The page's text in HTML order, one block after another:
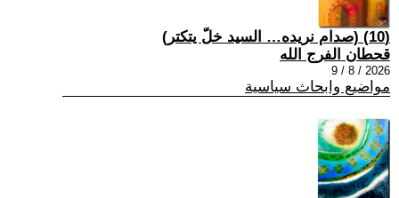
(10) (صدام نريده… السيد خلّ يتكتر)
قحطان الفرج الله
2026 / 8 / 9
مواضيع وابحاث سياسية